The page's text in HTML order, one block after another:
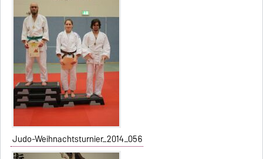
Judo-Weihnachtsturnier_2014_056